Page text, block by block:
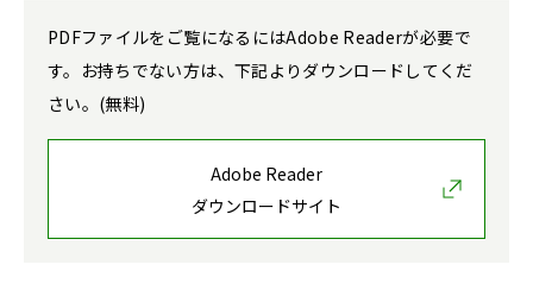
PDFファイルをご覧になるにはAdobe Readerが必要で
す。お持ちでない方は、下記よりダウンロードしてくだ
さい。(無料)
Adobe Reader
ダウンロードサイト